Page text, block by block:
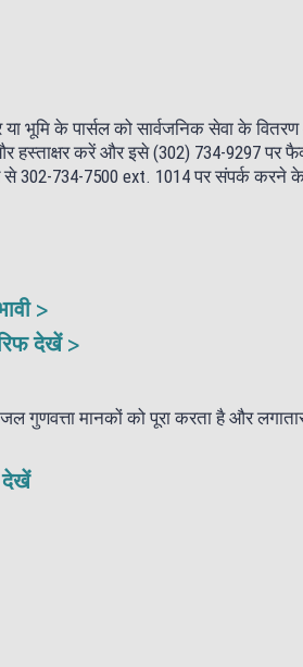
भूमि के पार्सल को सार्वजनिक सेवा के
हस्ताक्षर करें और इसे (302) 734-9297 पर
302-734-7500 ext. 1014 पर संपर्क करने
>
देखें >
मानकों को पूरा करता है और
देखें